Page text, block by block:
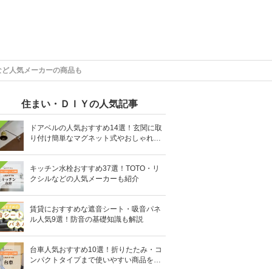
人気メーカーの商品も
住まい・ＤＩＹの人気記事
ドアベルの人気おすすめ14選！玄関に取
り付け簡単なマグネット式やおしゃれな
キッチン水栓おすすめ37選！TOTO・リ
クシルなどの人気メーカーも紹介
賃貸におすすめな遮音シート・吸音パネ
ル人気9選！防音の基礎知識も解説
台車人気おすすめ10選！折りたたみ・コ
ンパクトタイプまで使いやすい商品を紹